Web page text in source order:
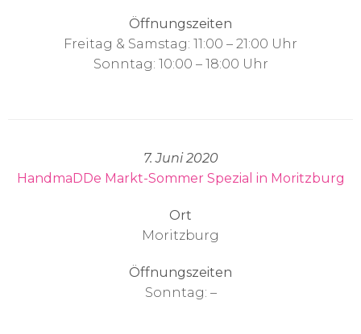
Öffnungszeiten
Freitag & Samstag: 11:00 – 21:00 Uhr
Sonntag: 10:00 – 18:00 Uhr
7. Juni 2020
HandmaDDe Markt-Sommer Spezial in Moritzburg
Ort
Moritzburg
Öffnungszeiten
Sonntag: –